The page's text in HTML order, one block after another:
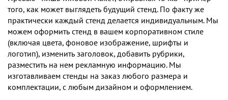
того, как может выглядеть будущий стенд. По факту же
практически каждый стенд делается индивидуальным. Мы
можем оформить стенд в вашем корпоративном стиле
(включая цвета, фоновое изображение, шрифты и
логотип), изменить заголовок, добавить рубрики,
разместить на нем рекламную информацию. Мы
изготавливаем стенды на заказ любого размера и
комплектации, c любым дизайном и оформлением.